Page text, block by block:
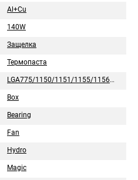
Al+Cu
140W
Защелка
Термопаста
LGA775/1150/1151/1155/1156/1200/1700/1851/AM2/AM2+/AM3/AM3+/AM4/AM5/FM1/FM2/754/939/940
Box
Bearing
Fan
Hydro
Magic